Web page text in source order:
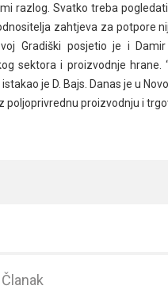
razlog. Svatko treba
zahtjeva za potpore
Gradiški posjetio je i
sektora i proizvodnje
je D. Bajs. Danas je u
poljoprivrednu proizvodnju i